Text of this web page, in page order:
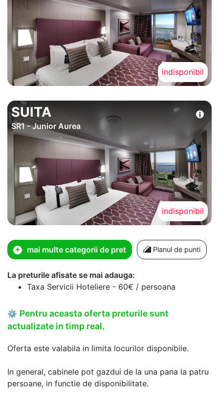
indisponibil
SUITA
SR1 - Junior Aurea
indisponibil
mai multe categorii de pret Planul de punti
La preturile afisate se mai adauga:
Taxa Servicii Hoteliere - 60€ / persoana
⚙ Pentru aceasta oferta preturile sunt
actualizate in timp real.
Oferta este valabila in limita locurilor disponibile.
In general, cabinele pot gazdui de la una pana la patru
persoane, in functie de disponibilitate.